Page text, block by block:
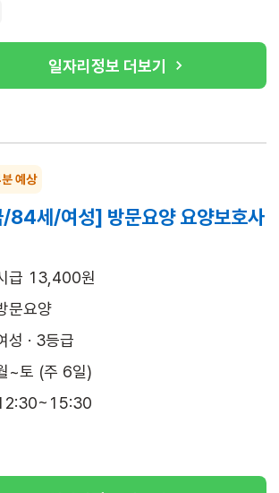
일자리정보 더보기
예상
84세/여성] 방문요양 요양보호사
급 13,400원
문요양
성 · 3등급
~토 (주 6일)